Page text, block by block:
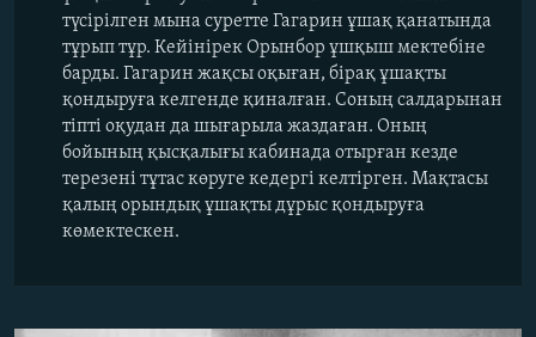
түсірілген мына суретте Гагарин ұшақ қанатында
тұрып тұр. Кейінірек Орынбор ұшқыш мектебіне
барды. Гагарин жақсы оқыған, бірақ ұшақты
қондыруға келгенде қиналған. Соның салдарынан
тіпті оқудан да шығарыла жаздаған. Оның
бойының қысқалығы кабинада отырған кезде
терезені тұтас көруге кедергі келтірген. Мақтасы
қалың орындық ұшақты дұрыс қондыруға
көмектескен.